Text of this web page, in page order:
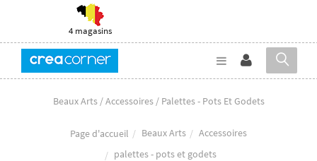
4 magasins
Beaux Arts / Accessoires / Palettes - Pots Et Godets
Page d'accueil Beaux Arts
Accessoires
palettes - pots et godets